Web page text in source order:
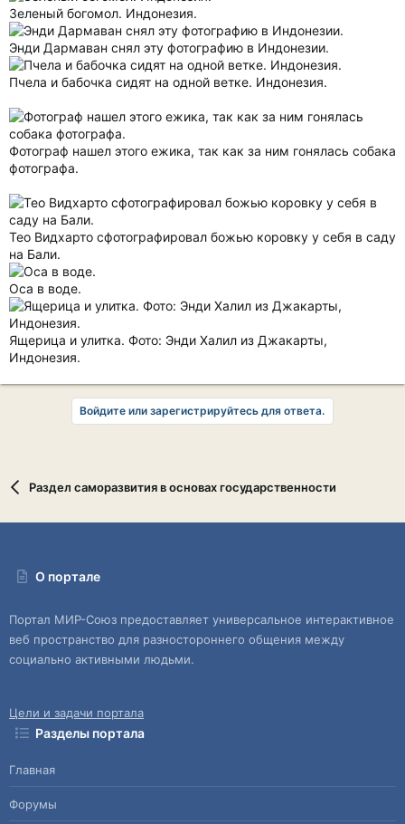
Зеленый богомол. Индонезия.
Энди Дармаван снял эту фотографию в Индонезии.
Пчела и бабочка сидят на одной ветке. Индонезия.
Фотограф нашел этого ежика, так как за ним гонялась собака
фотографа.
Тео Видхарто сфотографировал божью коровку у себя в саду
на Бали.
Оса в воде.
Ящерица и улитка. Фото: Энди Халил из Джакарты,
Индонезия.
Войдите или зарегистрируйтесь для ответа.
Раздел саморазвития в основах государственности
О портале
Портал МИР-Союз предоставляет универсальное интерактивное
веб пространство для разностороннего общения между
социально активными людьми.
Цели и задачи портала
Разделы портала
Главная
Форумы